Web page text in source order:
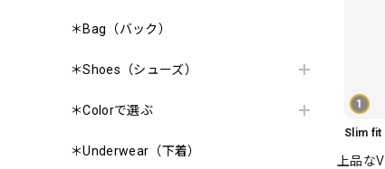
＊Bag（バック）
＊Shoes（シューズ）
＊Colorで選ぶ
＊Underwear（下着）
1
上品な